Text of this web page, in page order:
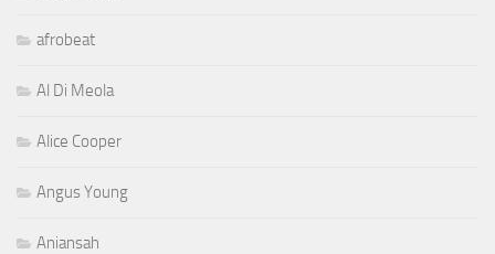
afrobeat
Al Di Meola
Alice Cooper
Angus Young
Aniansah